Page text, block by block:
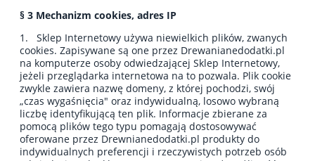
§ 3 Mechanizm cookies, adres IP
1. Sklep Internetowy używa niewielkich plików, zwanych
cookies. Zapisywane są one przez Drewanianedodatki.pl
na komputerze osoby odwiedzającej Sklep Internetowy,
jeżeli przeglądarka internetowa na to pozwala. Plik cookie
zwykle zawiera nazwę domeny, z której pochodzi, swój
„czas wygaśnięcia" oraz indywidualną, losowo wybraną
liczbę identyfikującą ten plik. Informacje zbierane za
pomocą plików tego typu pomagają dostosowywać
oferowane przez Drewnianedodatki.pl produkty do
indywidualnych preferencji i rzeczywistych potrzeb osób